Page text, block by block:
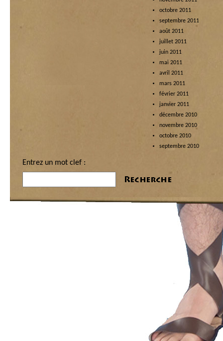
octobre 2011
septembre 2011
août 2011
juillet 2011
juin 2011
mai 2011
avril 2011
mars 2011
février 2011
janvier 2011
décembre 2010
novembre 2010
octobre 2010
septembre 2010
Entrez un mot clef :